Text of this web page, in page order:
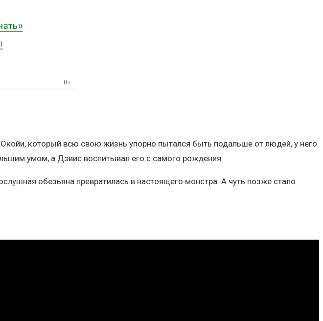
который всю свою жизнь упорно пытался быть подальше от людей, у него
умом, а Дэвис воспитывал его с самого рождения.
обезьяна превратилась в настоящего монстра. А чуть позже стало